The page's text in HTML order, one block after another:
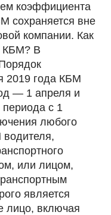
коэффициента
сохраняется вне
компании. Как
КБМ? В
2019 года КБМ
— 1 апреля и
периода с 1
любого
или лицом,
является
лицо, включая